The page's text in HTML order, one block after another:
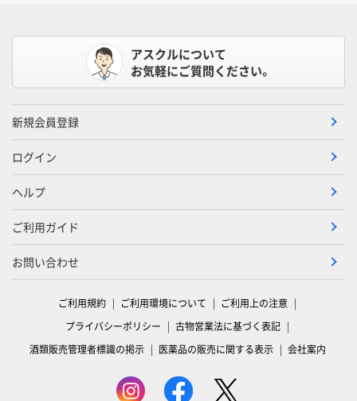
アスクルについて
お気軽にご質問ください。
新規会員登録
ログイン
ヘルプ
ご利用ガイド
お問い合わせ
ご利用規約 ご利用環境について
ご利用上の注意
プライバシーポリシー
古物営業法に基づく表記
酒類販売管理者標識の掲示
医薬品の販売に関する表示 会社案内